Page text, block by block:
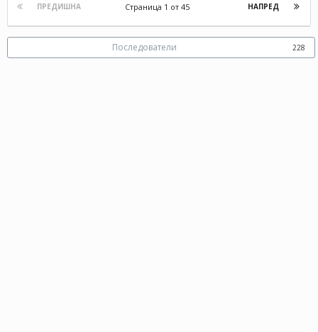
ПРЕДИШНА НАПРЕД
Страница 1 от 45
Последователи 228